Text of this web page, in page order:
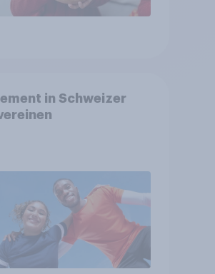
in Schweizer